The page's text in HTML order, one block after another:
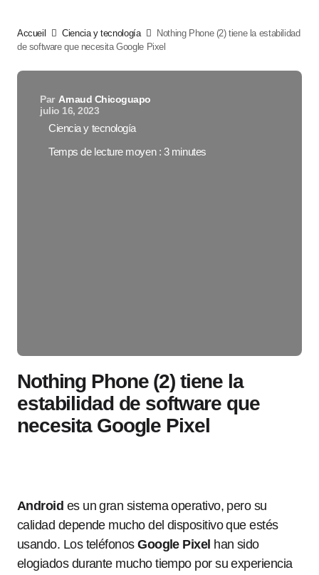
Accueil Ciencia y tecnología
Nothing Phone (2) tiene la estabilidad
de software que necesita Google Pixel
Par Arnaud Chicoguapo
julio 16, 2023
Ciencia y tecnología
Temps de lecture moyen : 3 minutes
Nothing Phone (2) tiene la
estabilidad de software que
necesita Google Pixel
Android es un gran sistema operativo, pero su
calidad depende mucho del dispositivo que estés
usando. Los teléfonosGoogle Pixel han sido
elogiados durante mucho tiempo por su experiencia